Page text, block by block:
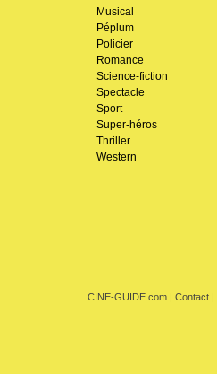
Musical
Péplum
Policier
Romance
Science-fiction
Spectacle
Sport
Super-héros
Thriller
Western
CINE-GUIDE.com | Contact |